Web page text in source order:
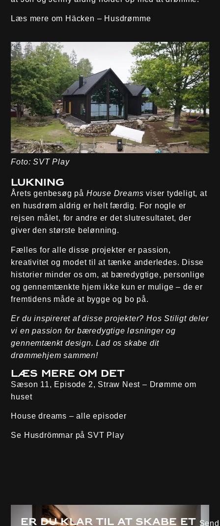
Læs mere om Häcken – Husdrømme
Foto: SVT Play
Lukning
Årets genbesøg på House Dreams viser tydeligt, at
en husdrøm aldrig er helt færdig. For nogle er
rejsen målet, for andre er det slutresultatet, der
giver den største belønning.
Fælles for alle disse projekter er passion,
kreativitet og modet til at tænke anderledes. Disse
historier minder os om, at bæredygtige, personlige
og gennemtænkte hjem ikke kun er mulige – de er
fremtidens måde at bygge og bo på.
Er du inspireret af disse projekter? Hos Stiligt deler
vi en passion for bæredygtige løsninger og
gennemtænkt design. Lad os skabe dit
drømmehjem sammen!
Læs mere om det
Sæson 11, Episode 2, Straw Nest – Drømme om
huset
House dreams – alle episoder
Se Husdrömmar på SVT Play
Er du klar til at skabe et